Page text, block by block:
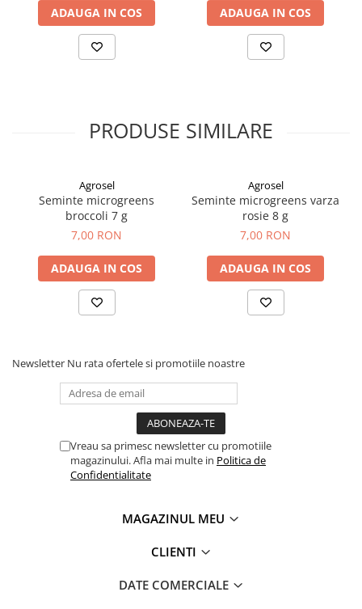
Capcane insecte
Dezinfectant de sol
Atomizoare si pulverizatoare
Masini de tuns iarba
Motocultoare
Roabe
Unelte de mana pentru gradina
Hrana pentru animale
Hrana pentru iepuri
Hrana pentru pasari
Hrana pentru porci
Suplimente
ADAUGA IN COS ADAUGA IN COS
PRODUSE SIMILARE
Agrosel
Seminte microgreens
broccoli 7 g
7,00 RON
ADAUGA IN COS
Agrosel
Seminte microgreens varza
rosie 8 g
7,00 RON
ADAUGA IN COS
Newsletter Nu rata ofertele si promotiile noastre
Vreau sa primesc newsletter cu promotiile
magazinului. Afla mai multe in Politica de
Confidentialitate
MAGAZINUL MEU
CLIENTI
DATE COMERCIALE